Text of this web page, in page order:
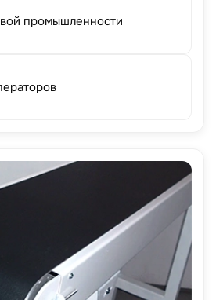
промышленности